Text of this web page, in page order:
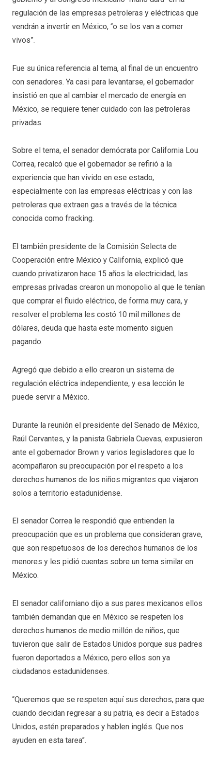
regulación de las empresas petroleras y eléctricas que
vendrán a invertir en México, “o se los van a comer
vivos”.
Fue su única referencia al tema, al final de un encuentro
con senadores. Ya casi para levantarse, el gobernador
insistió en que al cambiar el mercado de energía en
México, se requiere tener cuidado con las petroleras
privadas.
Sobre el tema, el senador demócrata por California Lou
Correa, recalcó que el gobernador se refirió a la
experiencia que han vivido en ese estado,
especialmente con las empresas eléctricas y con las
petroleras que extraen gas a través de la técnica
conocida como fracking.
El también presidente de la Comisión Selecta de
Cooperación entre México y California, explicó que
cuando privatizaron hace 15 años la electricidad, las
empresas privadas crearon un monopolio al que le tenían
que comprar el fluido eléctrico, de forma muy cara, y
resolver el problema les costó 10 mil millones de
dólares, deuda que hasta este momento siguen
pagando.
Agregó que debido a ello crearon un sistema de
regulación eléctrica independiente, y esa lección le
puede servir a México.
Durante la reunión el presidente del Senado de México,
Raúl Cervantes, y la panista Gabriela Cuevas, expusieron
ante el gobernador Brown y varios legisladores que lo
acompañaron su preocupación por el respeto a los
derechos humanos de los niños migrantes que viajaron
solos a territorio estadunidense.
El senador Correa le respondió que entienden la
preocupación que es un problema que consideran grave,
que son respetuosos de los derechos humanos de los
menores y les pidió cuentas sobre un tema similar en
México.
El senador californiano dijo a sus pares mexicanos ellos
también demandan que en México se respeten los
derechos humanos de medio millón de niños, que
tuvieron que salir de Estados Unidos porque sus padres
fueron deportados a México, pero ellos son ya
ciudadanos estadunidenses.
“Queremos que se respeten aquí sus derechos, para que
cuando decidan regresar a su patria, es decir a Estados
Unidos, estén preparados y hablen inglés. Que nos
ayuden en esta tarea”.